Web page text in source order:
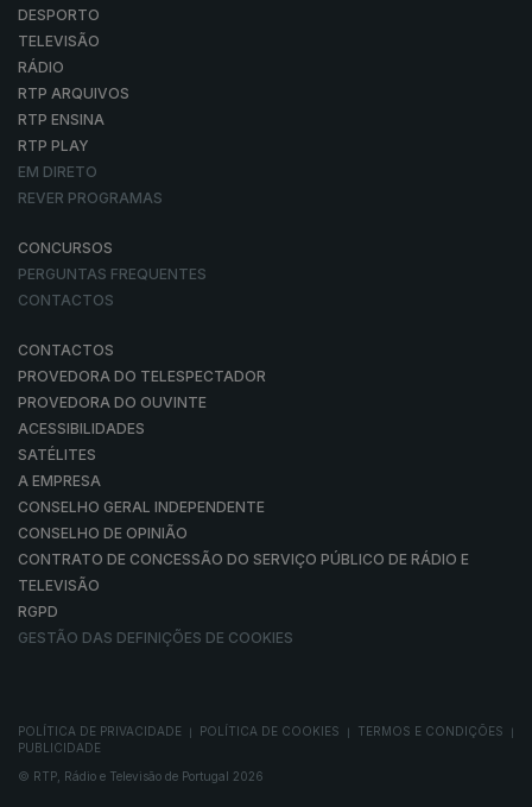
DESPORTO
TELEVISÃO
RÁDIO
RTP ARQUIVOS
RTP ENSINA
RTP PLAY
EM DIRETO
REVER PROGRAMAS
CONCURSOS
PERGUNTAS FREQUENTES
CONTACTOS
CONTACTOS
PROVEDORA DO TELESPECTADOR
PROVEDORA DO OUVINTE
ACESSIBILIDADES
SATÉLITES
A EMPRESA
CONSELHO GERAL INDEPENDENTE
CONSELHO DE OPINIÃO
CONTRATO DE CONCESSÃO DO SERVIÇO PÚBLICO DE RÁDIO E
TELEVISÃO
RGPD
GESTÃO DAS DEFINIÇÕES DE COOKIES
POLÍTICA DE PRIVACIDADE POLÍTICA DE COOKIES TERMOS E CONDIÇÕES
PUBLICIDADE
© RTP, Rádio e Televisão de Portugal 2026